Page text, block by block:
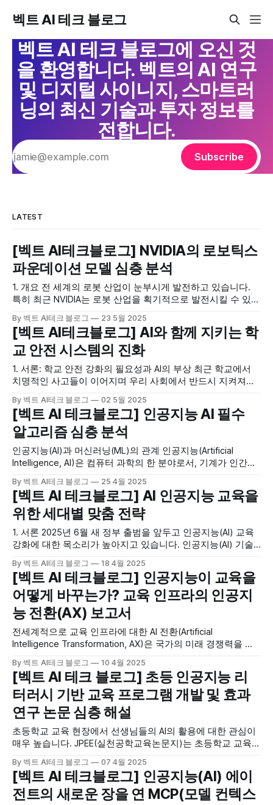
벡트 AI 테크 블로그
벡트 AI 테크 블로그에 오신 것
을 환영합니다. 벡트의 AI 연구
및 디지털 사이니지, 스마트러
닝의 최신 기술과 투자 정보를
전합니다.
Subscribe
LATEST
[벡트 AI테크블로그] NVIDIA의 로보틱스
파운데이션 모델 심층 분석
1. 개요 전 세계의 로봇 산업이 눈부시게 발전하고 있습니다.
특히 최근 NVIDIA는 로봇 산업을 획기적으로 발전시킬 수 있는
에서는 NVIDIA의 로보틱스 파운데이션 모델을 심층 분석하여
제공해 드립니다. * NVIDIA Isaac GR00T 공식 페이지:
https://developer.nvidia.com/isaac-gro0t * GR00T N1 논문
(arXiv): https://arxiv.org/
By 벡트 AI테크 블로그 23 5월 2025
[벡트 AI테크블로그] AI와 함께 지키는 학
교 안전 시스템의 진화
1. 서론: 학교 안전 강화의 필요성과 AI의 부상 최근 학교에서
치명적인 사고들이 이어지며 우리 사회에서 반드시 지켜져야
전 확보는 절대적으로 중요합니다만 전통적인 방식으로는 한
계를 드러내고 있습니다. 특히 침입, 폭력, 괴롭힘, 흉기 사고
등 다양한 위협에 대한 우려가 증가하면서 보다 효과적이고 선
제적인 안전
By 벡트 AI테크 블로그 02 5월 2025
[벡트 AI 테크블로그] 인공지능 AI 필수
알고리즘 심층 분석
인공지능(AI)과 머신러닝(ML)의 관계 인공지능(Artificial
Intelligence, AI)은 컴퓨터 과학의 한 분야로서, 기계가 인간이
해 등을 모방할 수 있도록 하는 포괄적인 기술을 의미합니다.
초기의 인공지능 시스템은 주로 인간이 명시적으로 정의한 규
칙에 기반하여 작동하는 '규칙 기반
By 벡트 AI테크 블로그 25 4월 2025
[벡트 AI 테크블로그] AI 인공지능 교육을
위한 세대별 맞춤 전략
1. 서론 2025년 6월 새 정부 출범을 앞두고 인공지능(AI) 교육
강화에 대한 목소리가 높아지고 있습니다. 인공지능(AI) 기술
신적인 변화를 일으키고 있습니다. 단순한 기술적 진보를 넘
어, AI는 경제, 사회, 문화, 교육 등 다양한 분야에서 패러다임
전환을 주도하고 있는 것입니다. 이러한
By 벡트 AI테크 블로그 18 4월 2025
[벡트 AI 테크블로그] 인공지능이 교육을
어떻게 바꾸는가? 교육 인프라의 인공지
능 전환(AX) 보고서
전세계적으로 교육 인프라에 대한 AI 전환(Artificial
Intelligence Transformation, AX)은 국가의 미래 경쟁력을 좌
능 기술을 교육 체계 전반에 도입하여 교수-학습 방법, 교육 콘
텐츠, 인프라를 혁신하는 것을 의미합니다. 벡트 AI 테크블로그
는 국가 AI 경쟁력과 교육의 관계, 교육 현장에서 AI 전환이 요
구되는
By 벡트 AI테크 블로그 10 4월 2025
[벡트 AI 테크 블로그] 초등 인공지능 리
터러시 기반 교육 프로그램 개발 및 효과
연구 논문 심층 해설
초등학교 교육 현장에서 선생님들의 AI의 활용에 대한 관심이
매우 높습니다. JPEE(실천공학교육논문지)는 초등학교 교육에
문을 게재했습니다. 벡트 AI테크블로그에서는 본 논문을 상세
히 분석하여 AI 기반 교육 프로그램의 연구 생태계 발전에 기여
하고자 합니다. * 논문링크:
By 벡트 AI테크 블로그 07 4월 2025
[벡트 AI 테크블로그] 인공지능(AI) 에이
전트의 새로운 장을 연 MCP(모델 컨텍스